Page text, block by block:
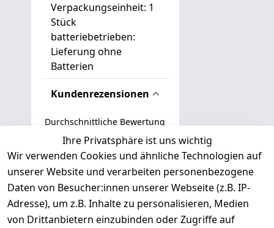
Verpackungseinheit: 1
Stück
batteriebetrieben:
Lieferung ohne
Batterien
Kundenrezensionen
Durchschnittliche Bewertung
0
Basierend auf 0 Bewertung(en)
Bewertung abgeben
5
( 0
)
Ihre Privatsphäre ist uns wichtig
Wir verwenden Cookies und ähnliche Technologien auf
unserer Website und verarbeiten personenbezogene
Daten von Besucher:innen unserer Webseite (z.B. IP-
Adresse), um z.B. Inhalte zu personalisieren, Medien
von Drittanbietern einzubinden oder Zugriffe auf